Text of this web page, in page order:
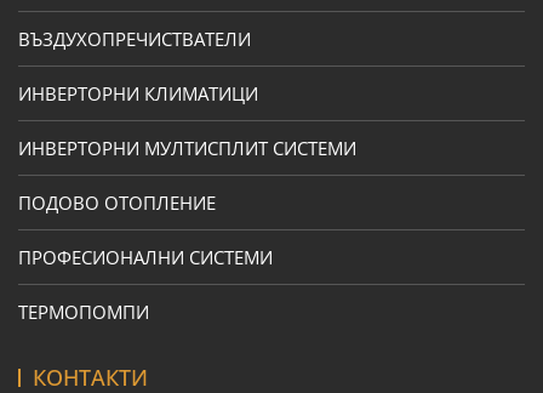
ВЪЗДУХОПРЕЧИСТВАТЕЛИ
ИНВЕРТОРНИ КЛИМАТИЦИ
ИНВЕРТОРНИ МУЛТИСПЛИТ СИСТЕМИ
ПОДОВО ОТОПЛЕНИЕ
ПРОФЕСИОНАЛНИ СИСТЕМИ
ТЕРМОПОМПИ
КОНТАКТИ